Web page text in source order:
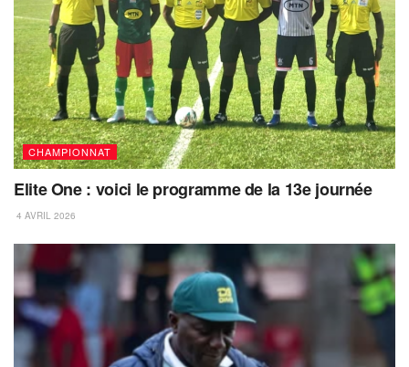
CHAMPIONNAT
Elite One : voici le programme de la 13e journée
4 AVRIL 2026